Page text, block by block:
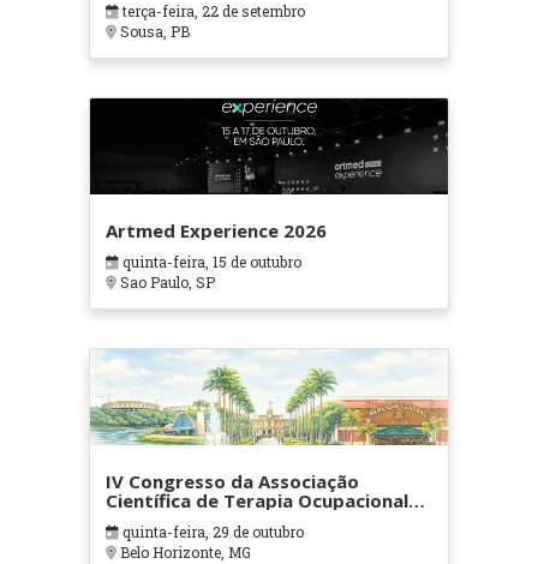
terça-feira, 22 de setembro
Sousa, PB
Artmed Experience 2026
quinta-feira, 15 de outubro
Sao Paulo, SP
IV Congresso da Associação
Científica de Terapia Ocupacional
em Contextos Hospitalares e
Cuidados Paliativos - ATOHOSP
quinta-feira, 29 de outubro
Belo Horizonte, MG